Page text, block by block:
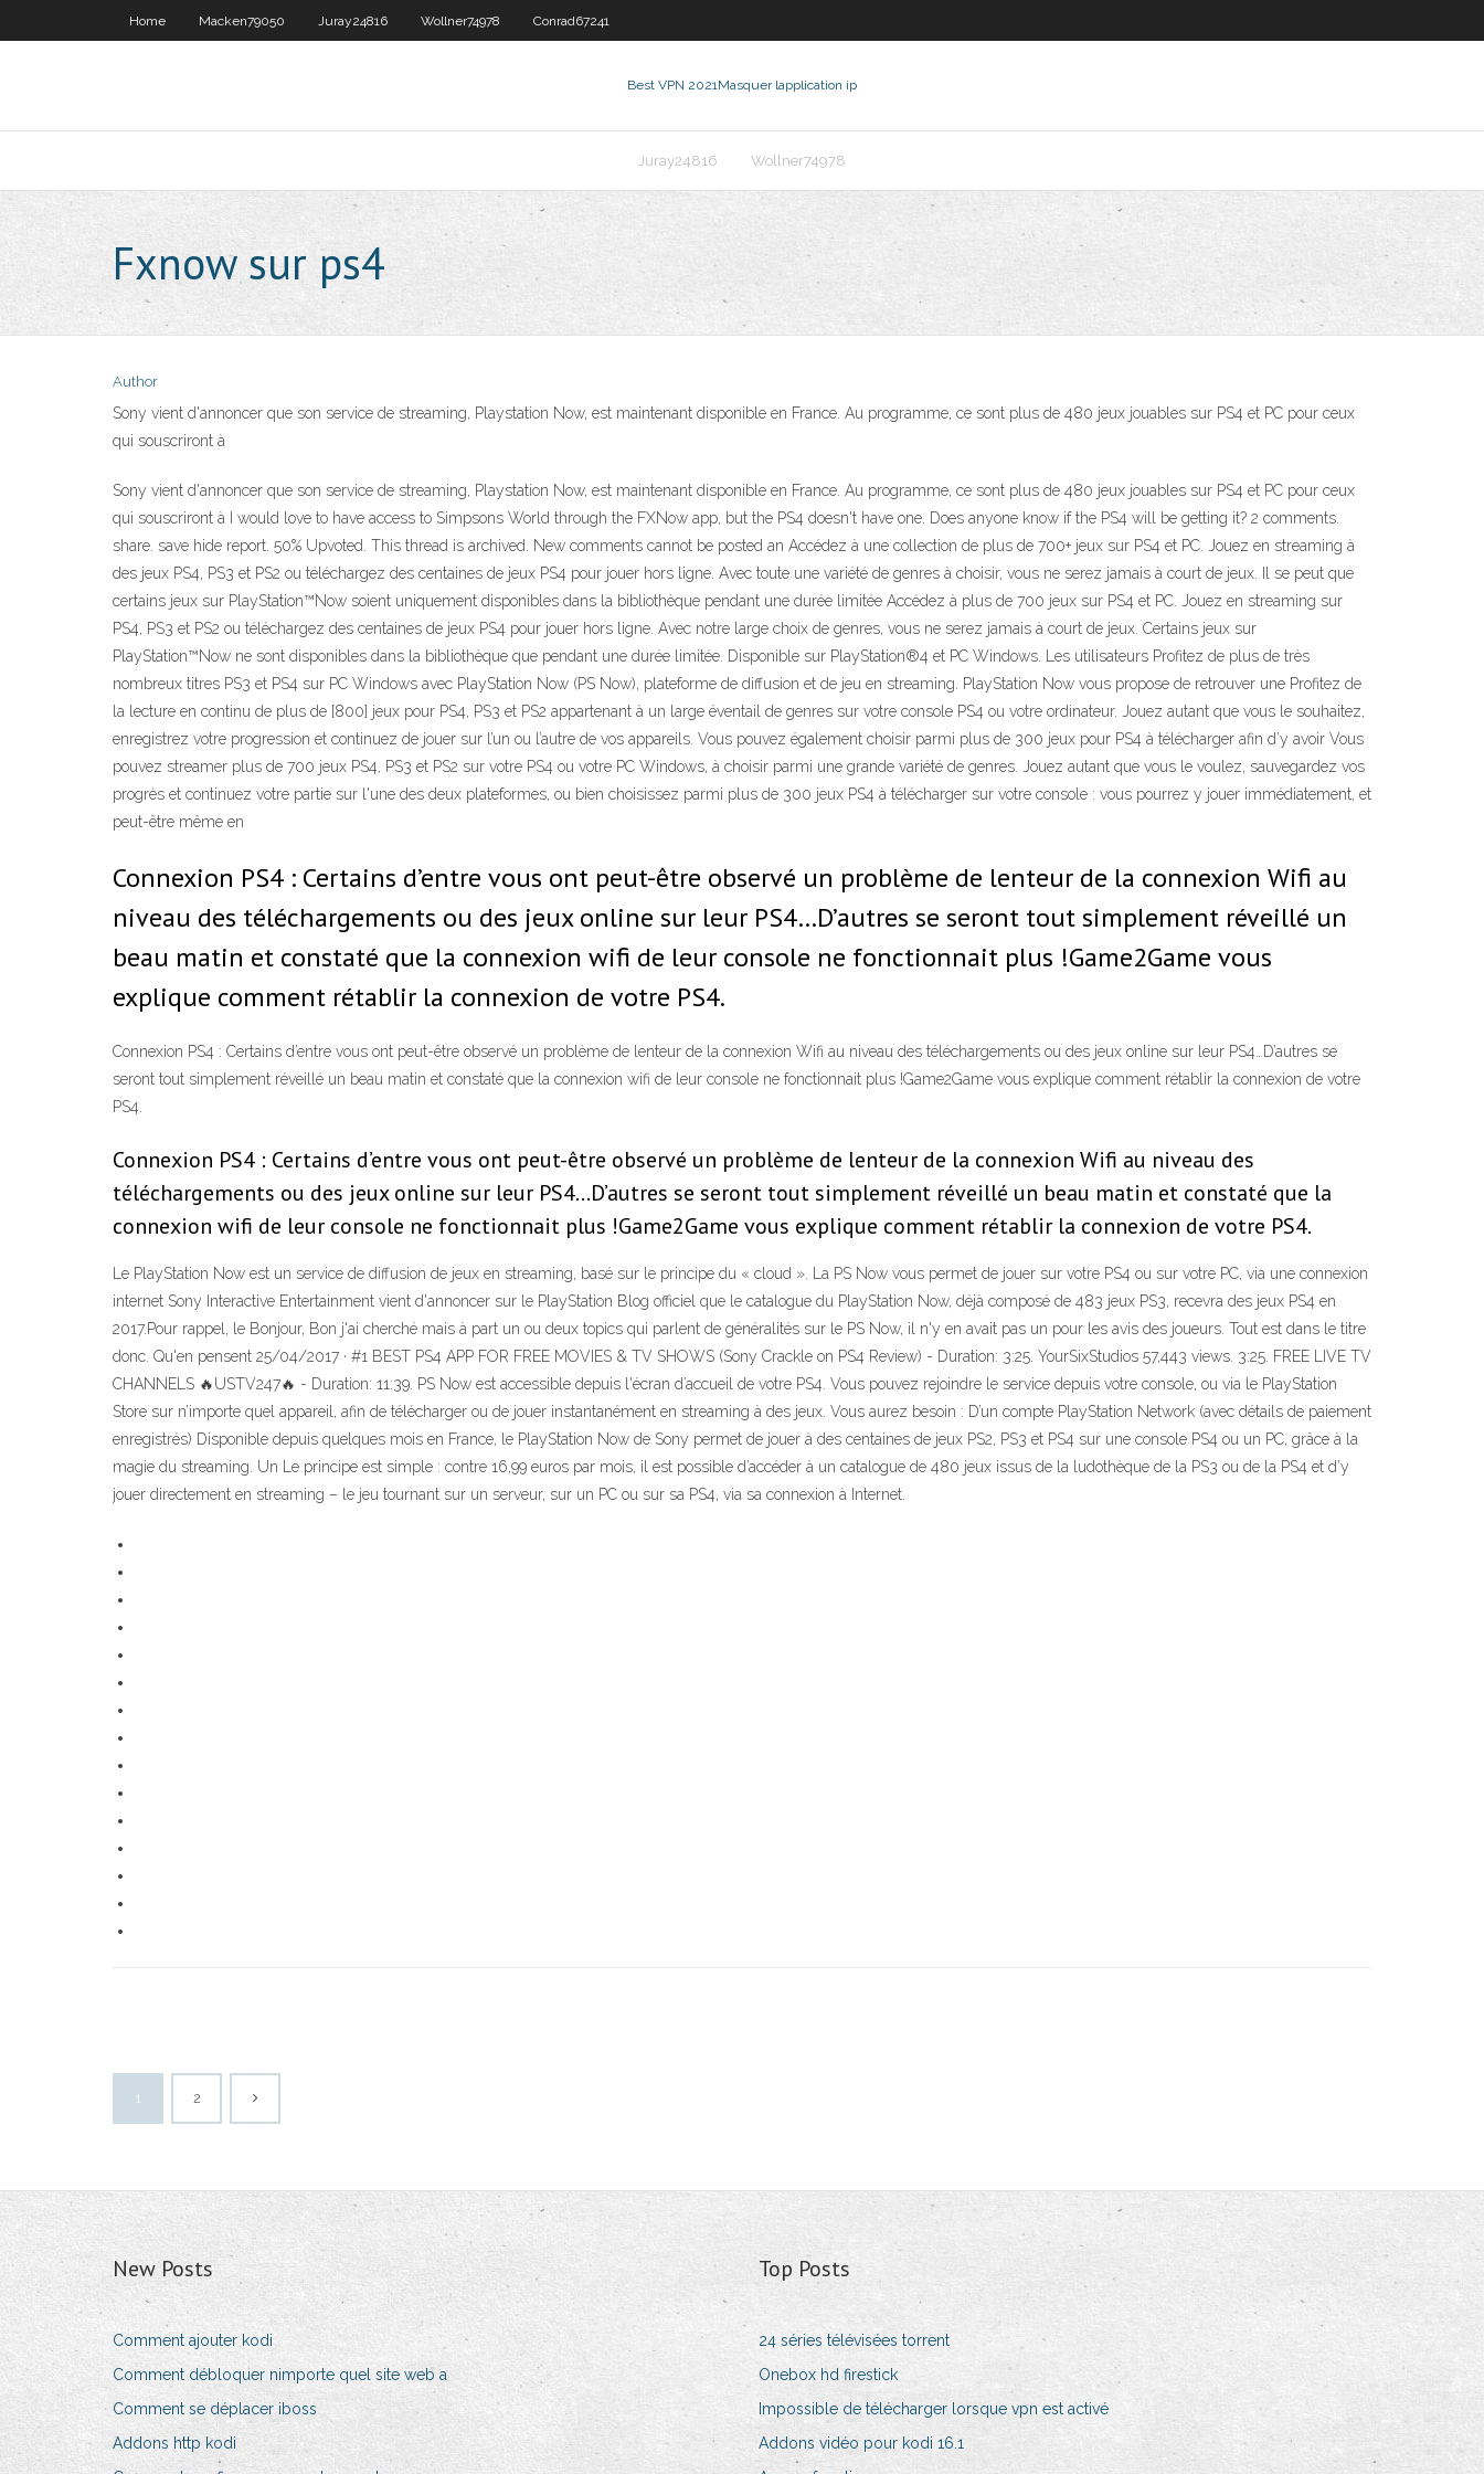
Home Macken79050 Juray24816 Wollner74978 Conrad67241
Best VPN 2021Masquer lapplication ip
Juray24816 Wollner74978
Fxnow sur ps4
Author
Sony vient d'annoncer que son service de streaming, Playstation Now, est maintenant disponible en France. Au programme, ce sont plus de 480 jeux jouables sur PS4 et PC pour ceux
qui souscriront à
Sony vient d'annoncer que son service de streaming, Playstation Now, est maintenant disponible en France. Au programme, ce sont plus de 480 jeux jouables sur PS4 et PC pour ceux
qui souscriront à I would love to have access to Simpsons World through the FXNow app, but the PS4 doesn't have one. Does anyone know if the PS4 will be getting it? 2 comments.
share. save hide report. 50% Upvoted. This thread is archived. New comments cannot be posted an Accédez à une collection de plus de 700+ jeux sur PS4 et PC. Jouez en streaming à
des jeux PS4, PS3 et PS2 ou téléchargez des centaines de jeux PS4 pour jouer hors ligne. Avec toute une variété de genres à choisir, vous ne serez jamais à court de jeux. Il se peut que
certains jeux sur PlayStation™Now soient uniquement disponibles dans la bibliothèque pendant une durée limitée Accédez à plus de 700 jeux sur PS4 et PC. Jouez en streaming sur
PS4, PS3 et PS2 ou téléchargez des centaines de jeux PS4 pour jouer hors ligne. Avec notre large choix de genres, vous ne serez jamais à court de jeux. Certains jeux sur
PlayStation™Now ne sont disponibles dans la bibliothèque que pendant une durée limitée. Disponible sur PlayStation®4 et PC Windows. Les utilisateurs Profitez de plus de très
nombreux titres PS3 et PS4 sur PC Windows avec PlayStation Now (PS Now), plateforme de diffusion et de jeu en streaming. PlayStation Now vous propose de retrouver une Profitez de
la lecture en continu de plus de [800] jeux pour PS4, PS3 et PS2 appartenant à un large éventail de genres sur votre console PS4 ou votre ordinateur. Jouez autant que vous le souhaitez,
enregistrez votre progression et continuez de jouer sur l’un ou l’autre de vos appareils. Vous pouvez également choisir parmi plus de 300 jeux pour PS4 à télécharger afin d’y avoir Vous
pouvez streamer plus de 700 jeux PS4, PS3 et PS2 sur votre PS4 ou votre PC Windows, à choisir parmi une grande variété de genres. Jouez autant que vous le voulez, sauvegardez vos
progrès et continuez votre partie sur l'une des deux plateformes, ou bien choisissez parmi plus de 300 jeux PS4 à télécharger sur votre console : vous pourrez y jouer immédiatement, et
peut-être même en
Connexion PS4 : Certains d’entre vous ont peut-être observé un problème de lenteur de la connexion Wifi au
niveau des téléchargements ou des jeux online sur leur PS4…D’autres se seront tout simplement réveillé un
beau matin et constaté que la connexion wifi de leur console ne fonctionnait plus !Game2Game vous
explique comment rétablir la connexion de votre PS4.
Connexion PS4 : Certains d’entre vous ont peut-être observé un problème de lenteur de la connexion Wifi au niveau des téléchargements ou des jeux online sur leur PS4…D’autres se
seront tout simplement réveillé un beau matin et constaté que la connexion wifi de leur console ne fonctionnait plus !Game2Game vous explique comment rétablir la connexion de votre
PS4.
Connexion PS4 : Certains d’entre vous ont peut-être observé un problème de lenteur de la connexion Wifi au niveau des
téléchargements ou des jeux online sur leur PS4…D’autres se seront tout simplement réveillé un beau matin et constaté que la
connexion wifi de leur console ne fonctionnait plus !Game2Game vous explique comment rétablir la connexion de votre PS4.
Le PlayStation Now est un service de diffusion de jeux en streaming, basé sur le principe du « cloud ». La PS Now vous permet de jouer sur votre PS4 ou sur votre PC, via une connexion
internet Sony Interactive Entertainment vient d'annoncer sur le PlayStation Blog officiel que le catalogue du PlayStation Now, déjà composé de 483 jeux PS3, recevra des jeux PS4 en
2017.Pour rappel, le Bonjour, Bon j'ai cherché mais à part un ou deux topics qui parlent de généralités sur le PS Now, il n'y en avait pas un pour les avis des joueurs. Tout est dans le titre
donc. Qu'en pensent 25/04/2017 · #1 BEST PS4 APP FOR FREE MOVIES & TV SHOWS (Sony Crackle on PS4 Review) - Duration: 3:25. YourSixStudios 57,443 views. 3:25. FREE LIVE TV
CHANNELS 🔥USTV247🔥 - Duration: 11:39. PS Now est accessible depuis l'écran d’accueil de votre PS4. Vous pouvez rejoindre le service depuis votre console, ou via le PlayStation
Store sur n’importe quel appareil, afin de télécharger ou de jouer instantanément en streaming à des jeux. Vous aurez besoin : D’un compte PlayStation Network (avec détails de paiement
enregistrés) Disponible depuis quelques mois en France, le PlayStation Now de Sony permet de jouer à des centaines de jeux PS2, PS3 et PS4 sur une console PS4 ou un PC, grâce à la
magie du streaming. Un Le principe est simple : contre 16,99 euros par mois, il est possible d’accéder à un catalogue de 480 jeux issus de la ludothèque de la PS3 ou de la PS4 et d’y
jouer directement en streaming – le jeu tournant sur un serveur, sur un PC ou sur sa PS4, via sa connexion à Internet.
1 2
New Posts
Comment ajouter kodi
Comment débloquer nimporte quel site web a
Comment se déplacer iboss
Addons http kodi
Top Posts
24 séries télévisées torrent
Onebox hd firestick
Impossible de télécharger lorsque vpn est activé
Addons vidéo pour kodi 16.1